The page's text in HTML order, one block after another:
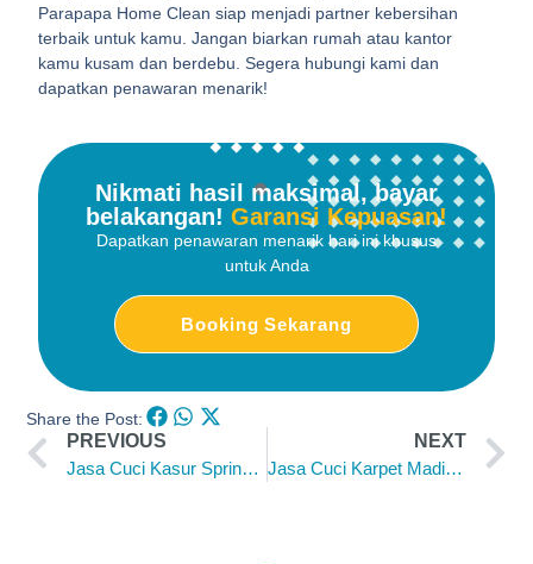
Parapapa Home Clean siap menjadi partner kebersihan
terbaik untuk kamu. Jangan biarkan rumah atau kantor
kamu kusam dan berdebu. Segera hubungi kami dan
dapatkan penawaran menarik!
Nikmati hasil maksimal, bayar
belakangan! Garansi Kepuasan!
Dapatkan penawaran menarik hari ini khusus
untuk Anda
Booking Sekarang
Share the Post:
PREVIOUS
Jasa Cuci Kasur Springbed Jogja Harga Murah Terpercaya
NEXT
Jasa Cuci Karpet Madiun Murah dan Bagus